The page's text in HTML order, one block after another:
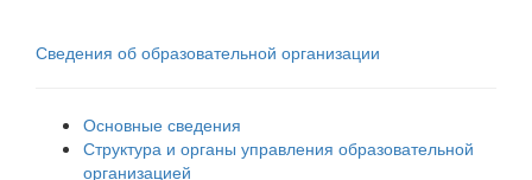
Сведения об образовательной организации
Основные сведения
Структура и органы управления образовательной
организацией